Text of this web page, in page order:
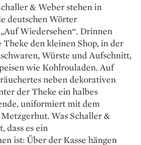
& Weber ste­hen in
deutschen Wörter
Wiedersehen“. Drinnen
Theke den kleinen Shop, in der
Würste und Aufschnitt,
wie Kohlrouladen. Auf
neben dekorativen
der Theke ein halbes
uni­formiert mit dem
Was Schaller &
dass es ein
ist: Über der Kasse hängen